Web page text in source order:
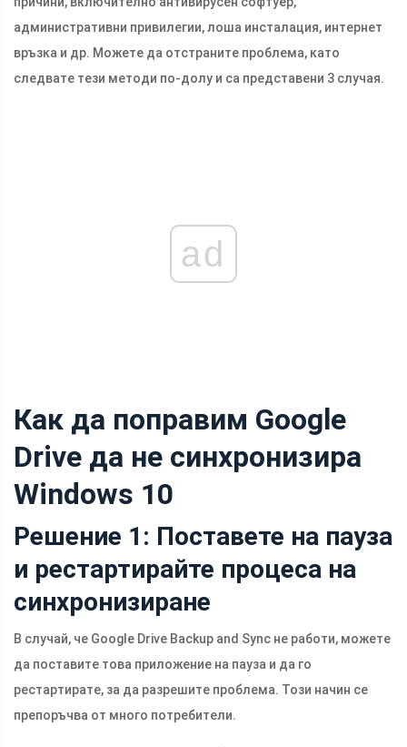
административни привилегии, лоша инсталация, интернет
връзка и др. Можете да отстраните проблема, като
следвате тези методи по-долу и са представени 3 случая.
ad
Как да поправим Google
Drive да не синхронизира
Windows 10
Решение 1: Поставете на пауза
и рестартирайте процеса на
синхронизиране
В случай, че Google Drive Backup and Sync не работи, можете
да поставите това приложение на пауза и да го
рестартирате, за да разрешите проблема. Този начин се
препоръчва от много потребители.